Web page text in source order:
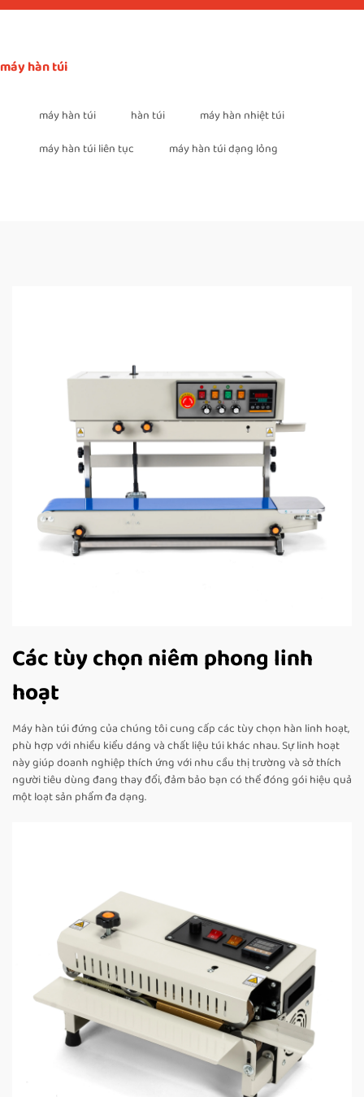
máy hàn túi
máy hàn túi hàn túi
máy hàn nhiệt túi
máy hàn túi liên tục
máy hàn túi dạng lỏng
Các tùy chọn niêm phong linh
hoạt
Máy hàn túi đứng của chúng tôi cung cấp các tùy chọn hàn linh hoạt,
phù hợp với nhiều kiểu dáng và chất liệu túi khác nhau. Sự linh hoạt
này giúp doanh nghiệp thích ứng với nhu cầu thị trường và sở thích
người tiêu dùng đang thay đổi, đảm bảo bạn có thể đóng gói hiệu quả
một loạt sản phẩm đa dạng.